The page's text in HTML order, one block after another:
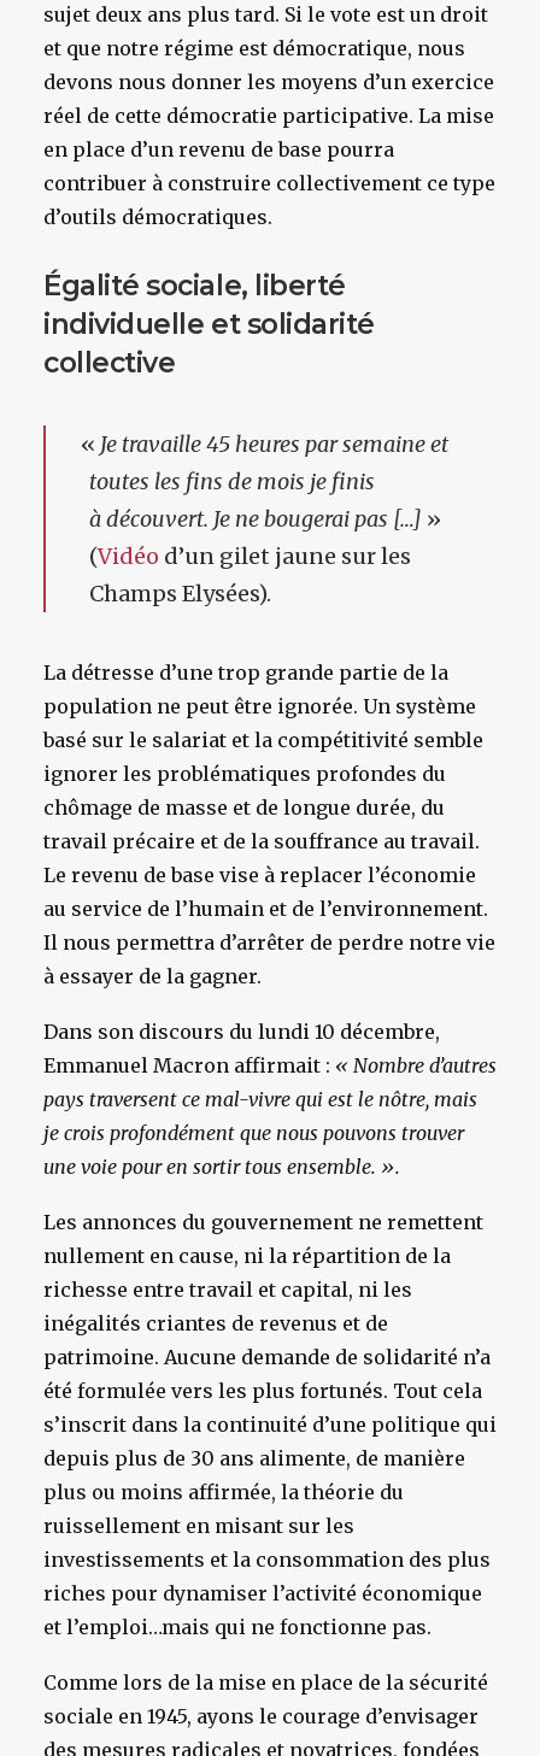
sujet deux ans plus tard. Si le vote est un droit
et que notre régime est démocratique, nous
devons nous donner les moyens d’un exercice
réel de cette démocratie participative. La mise
en place d’un revenu de base pourra
contribuer à construire collectivement ce type
d’outils démocratiques.
Égalité sociale, liberté
individuelle et solidarité
collective
« Je travaille 45 heures par semaine et
toutes les fins de mois je finis
à découvert. Je ne bougerai pas […] »
(Vidéo d’un gilet jaune sur les
Champs Elysées).
La détresse d’une trop grande partie de la
population ne peut être ignorée. Un système
basé sur le salariat et la compétitivité semble
ignorer les problématiques profondes du
chômage de masse et de longue durée, du
travail précaire et de la souffrance au travail.
Le revenu de base vise à replacer l’économie
au service de l’humain et de l’environnement.
Il nous permettra d’arrêter de perdre notre vie
à essayer de la gagner.
Dans son discours du lundi 10 décembre,
Emmanuel Macron affirmait : « Nombre d’autres
pays traversent ce mal-vivre qui est le nôtre, mais
je crois profondément que nous pouvons trouver
une voie pour en sortir tous ensemble. ».
Les annonces du gouvernement ne remettent
nullement en cause, ni la répartition de la
richesse entre travail et capital, ni les
inégalités criantes de revenus et de
patrimoine. Aucune demande de solidarité n’a
été formulée vers les plus fortunés. Tout cela
s’inscrit dans la continuité d’une politique qui
depuis plus de 30 ans alimente, de manière
plus ou moins affirmée, la théorie du
ruissellement en misant sur les
investissements et la consommation des plus
riches pour dynamiser l’activité économique
et l’emploi…mais qui ne fonctionne pas.
Comme lors de la mise en place de la sécurité
sociale en 1945, ayons le courage d’envisager
des mesures radicales et novatrices, fondées